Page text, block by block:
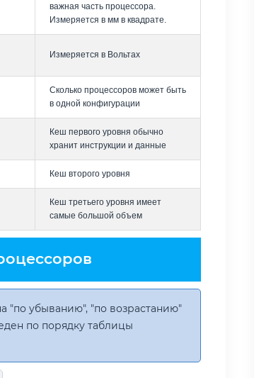
важная часть процессора.
Измеряется в мм в квадрате.
Измеряется в Вольтах
Сколько процессоров может быть
в одной конфигурации
Кеш первого уровня обычно
хранит инструкции и данные
Кеш второго уровня
Кеш третьего уровня имеет
самые большой объем
"по убыванию", "по возрастанию"
по порядку таблицы